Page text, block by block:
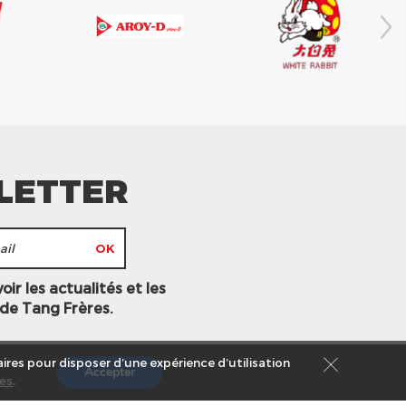
les actualités et les
Tang Frères.
légales
pour disposer d’une expérience d’utilisation
. Accepter